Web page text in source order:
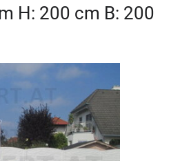
H: 200 cm B: 200